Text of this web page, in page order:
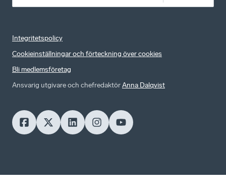
Integritetspolicy
Cookieinställningar och förteckning över cookies
Bli medlemsföretag
Ansvarig utgivare och chefredaktörAnna Dalqvist